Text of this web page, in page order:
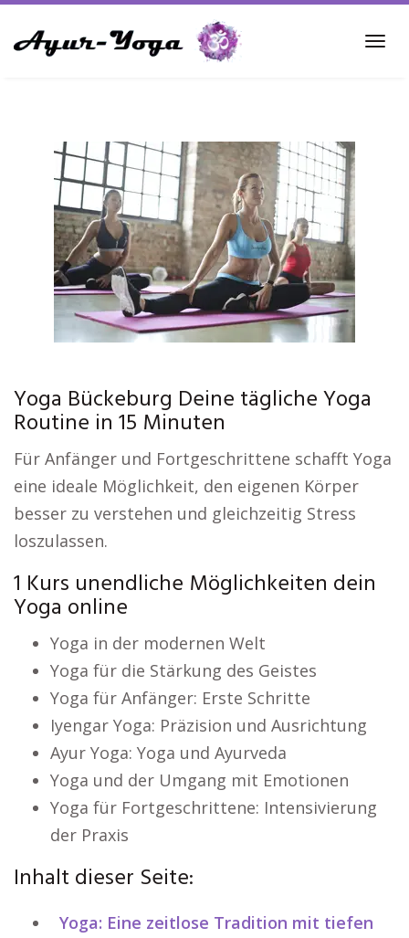
to
Yoga Bückeburg Deine tägliche Yoga
Routine in 15 Minuten
Für Anfänger und Fortgeschrittene schafft Yoga
eine ideale Möglichkeit, den eigenen Körper
besser zu verstehen und gleichzeitig Stress
loszulassen.
1 Kurs unendliche Möglichkeiten dein
Yoga online
Yoga in der modernen Welt
Yoga für die Stärkung des Geistes
Yoga für Anfänger: Erste Schritte
Iyengar Yoga: Präzision und Ausrichtung
Ayur Yoga: Yoga und Ayurveda
Yoga und der Umgang mit Emotionen
Yoga für Fortgeschrittene: Intensivierung
der Praxis
Inhalt dieser Seite:
Yoga: Eine zeitlose Tradition mit tiefen